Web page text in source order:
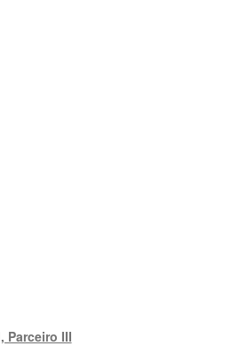
Parceiro III